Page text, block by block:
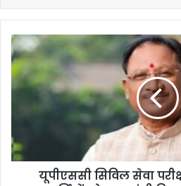
यूपीएससी सिविल सेवा